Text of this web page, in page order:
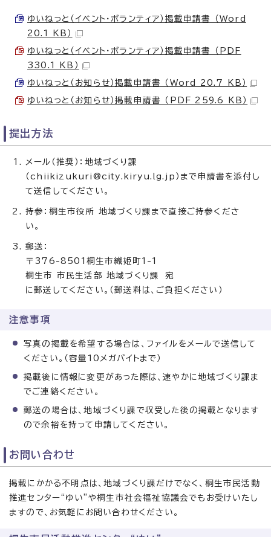
ゆいねっと（イベント・ボランティア）掲載申請書 （Word
20.1 KB）
ゆいねっと（イベント・ボランティア）掲載申請書 （PDF
330.1 KB）
ゆいねっと（お知らせ）掲載申請書 （Word 20.7 KB）
ゆいねっと（お知らせ）掲載申請書 （PDF 259.6 KB）
提出方法
メール（推奨）：地域づくり課
（chiikizukuri@city.kiryu.lg.jp）まで申請書を添付し
て送信してください。
持参：桐生市役所 地域づくり課まで直接ご持参くださ
い。
郵送：
〒376-8501桐生市織姫町1-1
桐生市 市民生活部 地域づくり課 宛
に郵送してください。（郵送料は、ご負担ください）
注意事項
写真の掲載を希望する場合は、ファイルをメールで送信して
ください。（容量10メガバイトまで）
掲載後に情報に変更があった際は、速やかに地域づくり課ま
でご連絡ください。
郵送の場合は、地域づくり課で収受した後の掲載となります
ので余裕を持って申請してください。
お問い合わせ
掲載にかかる不明点は、地域づくり課だけでなく、桐生市民活動
推進センター“ゆい”や桐生市社会福祉協議会でもお受けいたし
ますので、お気軽にお問い合わせください。